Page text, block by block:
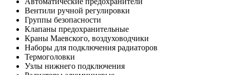
Вентили ручной регулировки
Группы безопасности
Клапаны предохранительные
Краны Маевского, воздуховодчики
Наборы для подключения радиаторов
Термоголовки
Узлы нижнего подключения